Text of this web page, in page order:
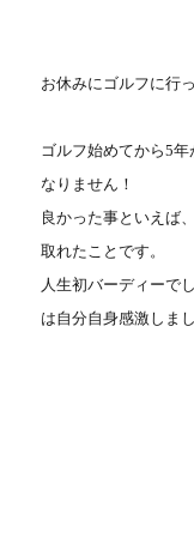
お休みにゴルフに行
ゴルフ始めてから5年
なりません！
良かった事といえば
取れたことです。
人生初バーディーで
は自分自身感激しま